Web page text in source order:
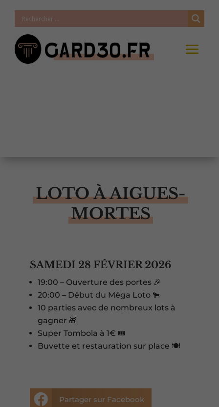
LOTO À AIGUES-
MORTES
SAMEDI 28 FÉVRIER 2026
19:00 – Ouverture des portes 🎉
20:00 – Début du Méga Loto 🐂
10 parties avec de nombreux lots à
gagner 🎁
Super Tombola à 1€ 🎟️
Buvette et restauration sur place 🍽️
 Partager sur Facebook